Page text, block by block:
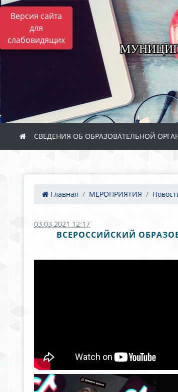
Версия сайта
для
слабовидящих
СВЕДЕНИЯ ОБ ОБРАЗОВАТЕЛЬНОЙ
Главная МЕРОПРИЯТИЯ
03.03.2021 12:17
ВСЕРОССИЙСКИЙ